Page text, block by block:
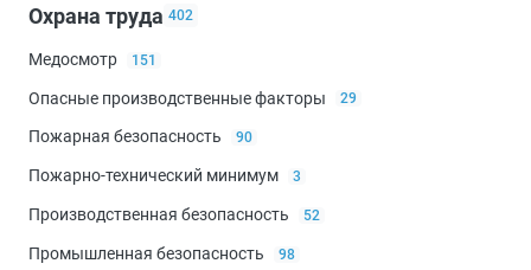
Охрана труда 402
Медосмотр 151
Опасные производственные факторы 29
Пожарная безопасность 90
Пожарно-технический минимум 3
Производственная безопасность 52
Промышленная безопасность 98